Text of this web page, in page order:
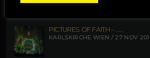
PICTURES OF FAITH – ......
KARLSKIRCHE WIEN / 27 NOV